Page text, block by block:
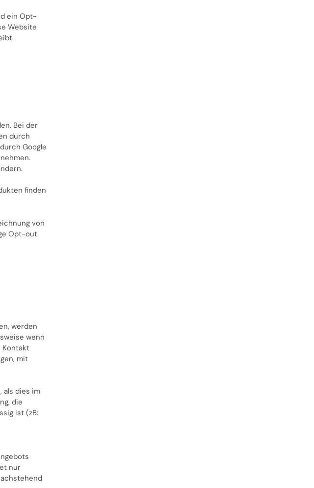
ein Opt-
Website
Bei der
durch
Google
finden
von
Opt-out
werden
wenn
Kontakt
mit
als dies im
die
ist (zB:
nur